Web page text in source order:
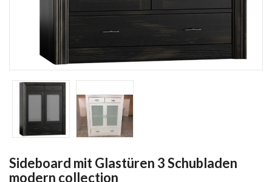
Sideboard mit Glastüren 3 Schubladen
modern collection